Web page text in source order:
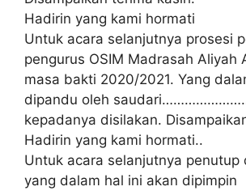
Hadirin yang kami hormati
Untuk acara selanjutnya prosesi
pengurus OSIM Madrasah Aliyah
masa bakti 2020/2021. Yang
dipandu oleh
kepadanya disilakan.
Hadirin yang kami hormati..
Untuk acara selanjutnya penutup
yang dalam hal ini akan dipimpin